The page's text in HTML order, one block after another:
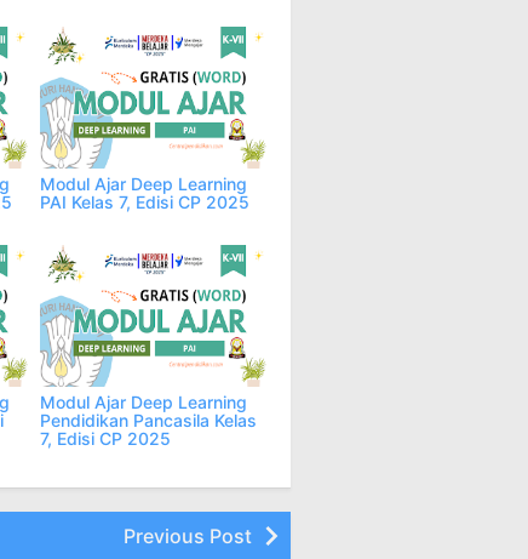
Modul Ajar Deep Learning
PAI Kelas 7, Edisi CP 2025
Modul Ajar Deep Learning
Pendidikan Pancasila Kelas
7, Edisi CP 2025
Previous Post